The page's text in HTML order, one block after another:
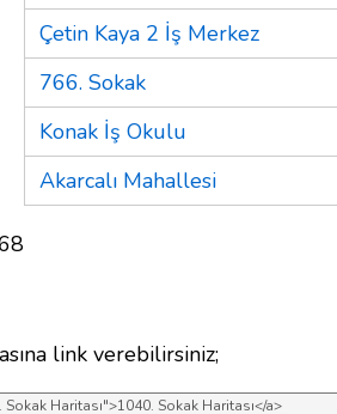
Çetin Kaya 2 İş Merkez
766. Sokak
Konak İş Okulu
Akarcalı Mahallesi
link verebilirsiniz;